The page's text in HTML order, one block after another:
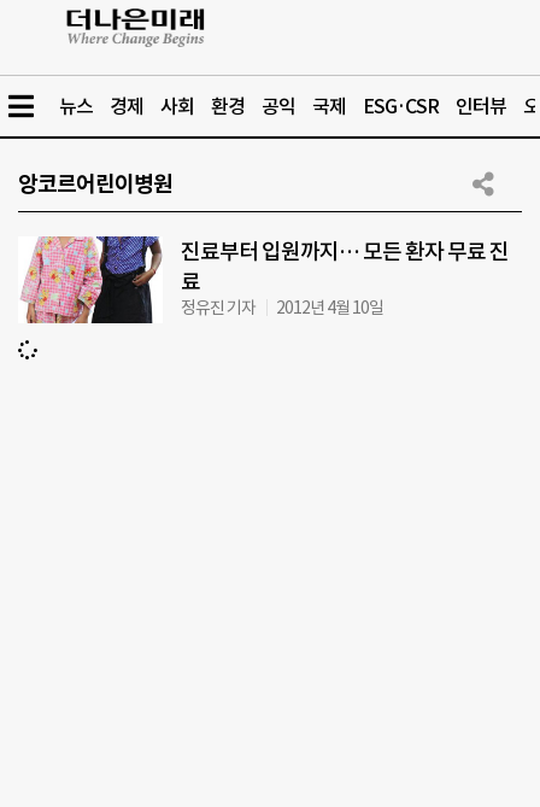
뉴스 경제 사회 환경 공익 국제 ESG·CSR 인터뷰
앙코르어린이병원
진료부터 입원까지… 모든 환자 무료 진
료
정유진 기자 2012년 4월 10일